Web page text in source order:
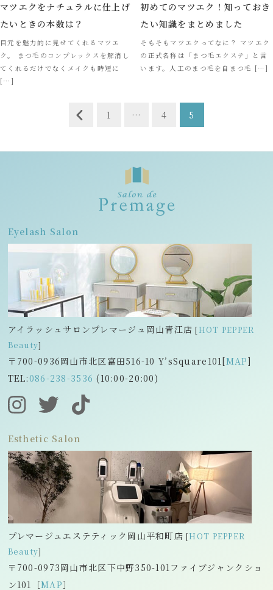
マツエクをナチュラルに仕上げ
たいときの本数は？
目元を魅力的に見せてくれるマツエ
ク。 まつ毛のコンプレックスを解消し
てくれるだけでなくメイクも時短に
[…]
初めてのマツエク！知っておき
たい知識をまとめました
そもそもマツエクってなに？ マツエク
の正式名称は「まつ毛エクステ」と言
います。人工のまつ毛を自まつ毛 […]
ナ
シ
ョ
1 … 4 5
Eyelash Salon
アイラッシュサロンプレマージュ岡山青江店 [HOT PEPPER
Beauty]
〒700-0936岡山市北区富田516-10 Y’sSquare101[MAP]
TEL:086-238-3536 (10:00-20:00)
Esthetic Salon
プレマージュエステティック岡山平和町店 [HOT PEPPER
Beauty]
〒700-0973岡山市北区下中野350-101ファイブジャンクショ
ン101［MAP］